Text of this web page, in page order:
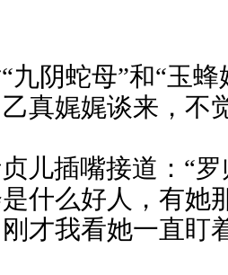
阴蛇母”和“玉
真娓娓谈来，不
儿插嘴接道：“罗
什么好人，有她
才我看她一直盯